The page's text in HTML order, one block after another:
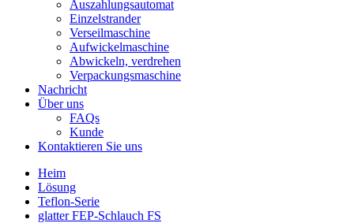
Auszahlungsautomat
Einzelstrander
Verseilmaschine
Aufwickelmaschine
Abwickeln, verdrehen
Verpackungsmaschine
Nachricht
Über uns
FAQs
Kunde
Kontaktieren Sie uns
Heim
Lösung
Teflon-Serie
glatter FEP-Schlauch FS